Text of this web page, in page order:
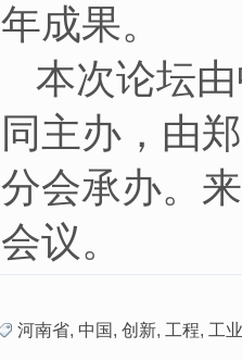
年成果。
本次论坛
同主办，由
分会承办。
会议。
河南省, 中国 , 创新, 工程, 工业